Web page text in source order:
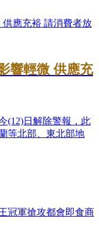
響輕微 供應充
日解除警報，此
等北部、東北部地